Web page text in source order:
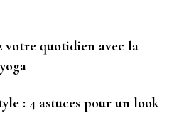
votre quotidien avec la
: 4 astuces pour un look